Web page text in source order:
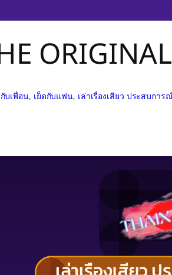
บเพื่อน, เย็ดกับแฟน, เล่าเรื่องเสียว ประสบการ